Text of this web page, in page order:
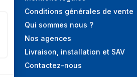
Conditions générales de vente
Qui sommes nous ?
Nos agences
Livraison, installation et SAV
Contactez-nous